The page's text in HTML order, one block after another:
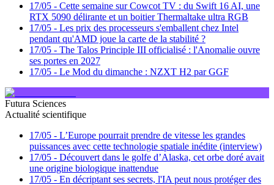
17/05 - Cette semaine sur Cowcot TV : du Swift 16 AI, une
RTX 5090 délirante et un boitier Thermaltake ultra RGB
17/05 - Les prix des processeurs s'emballent chez Intel
pendant qu'AMD joue la carte de la stabilité ?
17/05 - The Talos Principle III officialisé : l'Anomalie ouvre
ses portes en 2027
17/05 - Le Mod du dimanche : NZXT H2 par GGF
Futura Sciences
Actualité scientifique
17/05 - L’Europe pourrait prendre de vitesse les grandes
puissances avec cette technologie spatiale inédite (interview)
17/05 - Découvert dans le golfe d’Alaska, cet orbe doré avait
une origine biologique inattendue
17/05 - En décriptant ses secrets, l'IA peut nous protéger des